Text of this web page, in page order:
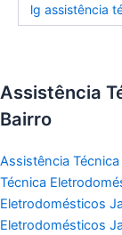
lg assistência
Assistência
Bairro
Assistência
Técnica
Eletrodomésticos
Eletrodomésticos